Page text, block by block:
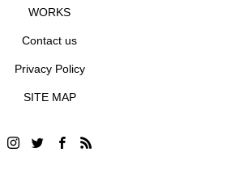
WORKS
Contact us
Privacy Policy
SITE MAP